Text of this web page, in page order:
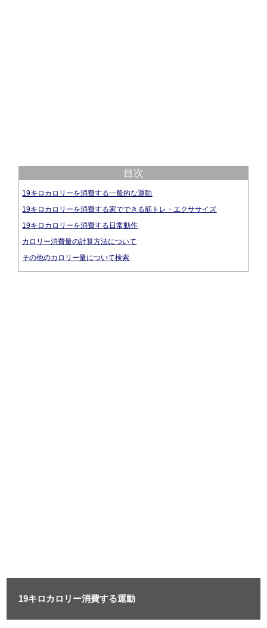
目次
19キロカロリーを消費する一般的な運動
19キロカロリーを消費する家でできる筋トレ・エクササイズ
19キロカロリーを消費する日常動作
カロリー消費量の計算方法について
その他のカロリー量について検索
19キロカロリー消費する運動